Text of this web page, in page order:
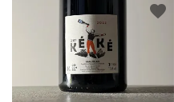
favorite